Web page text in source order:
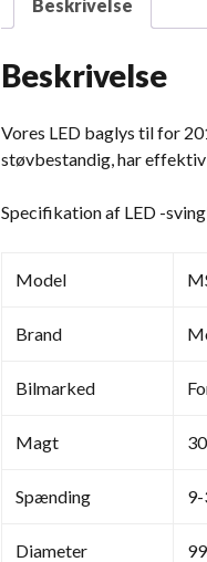
Beskrivelse
Beskrivelse
Vores LED baglys til for
støvbestandig, har
Specifikation af LED -
Model
Brand
Bilmarked
Magt
Spænding
Diameter